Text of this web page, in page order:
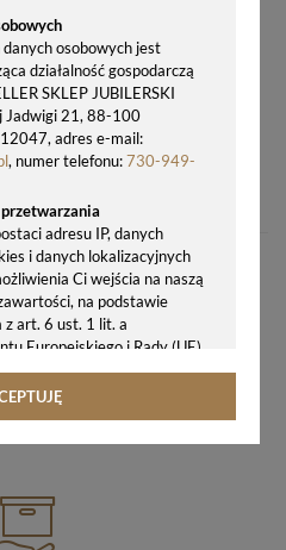
osobowych jest
działalność gospodarczą
SKLEP JUBILERSKI
Jadwigi 21, 88-100
adres e-mail:
, numer telefonu:730-949-
adresu IP, danych
i danych lokalizacyjnych
Ci wejścia na naszą
na podstawie
z art. 6 ust. 1 lit. a
Europejskiego i Rady (UE)
w sprawie ochrony osób
danych
udostępniać
przetwarzają dane na
T610028591 CZARNY 22 MM